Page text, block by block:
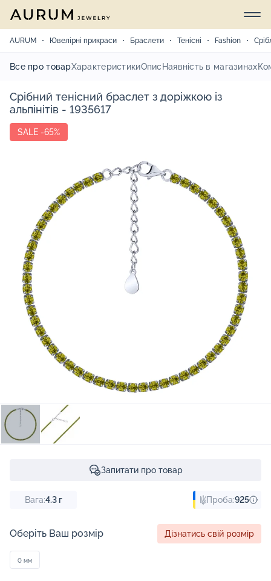
AURUM Ювелірні прикраси Браслети Тенісні Fashion
Все про товарХарактеристикиОпис Наявність в магазинах
Срібний тенісний браслет з доріжкою із
альпінітів - 1935617
SALE -65%
Запитати про товар
Вага:4.3г Проба:925
Оберіть Ваш розмір Дізнатись свій розмір
0 мм